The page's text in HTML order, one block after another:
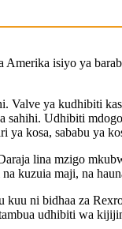
isiyo ya
Valve ya kudhibiti
Udhibiti
kosa, sababu ya
lina mzigo
kuzuia maji, na
ni bidhaa za
udhibiti wa